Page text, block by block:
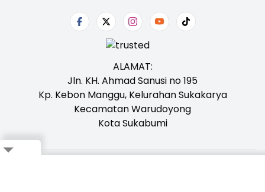
ALAMAT:
Jln. KH. Ahmad Sanusi no 195
Kp. Kebon Manggu, Kelurahan Sukakarya
Kecamatan Warudoyong
Kota Sukabumi